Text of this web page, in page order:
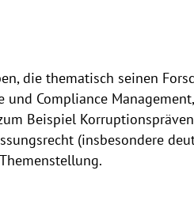
die thematisch seinen
und Compliance
Beispiel
(insbesondere